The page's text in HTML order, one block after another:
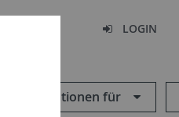
LOGIN
Informationen für